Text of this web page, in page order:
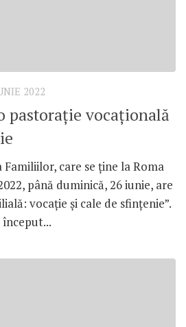
2022
pastorație vocațională
care se ține la Roma
până duminică, 26 iunie, are
vocație și cale de sfințenie”.
început...